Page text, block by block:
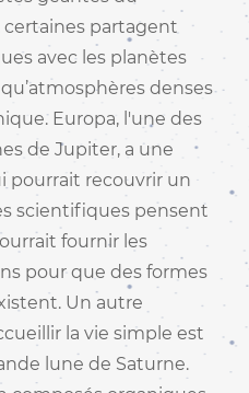
certaines partagent
avec les planètes
denses
Europa, l'une des
de Jupiter, a une
pourrait recouvrir un
scientifiques pensent
fournir les
pour que des formes
Un autre
la vie simple est
lune de Saturne.